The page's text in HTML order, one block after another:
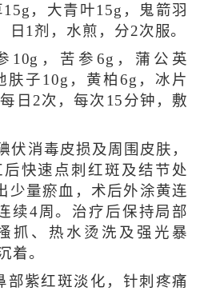
，大青叶15g，鬼箭羽
日1剂，水煎，分2次服。
10g，苦参6g，蒲公英
肤子10g，黄柏6g，冰片
日2次，每次15分钟，敷
伏消毒皮损及周围皮肤，
快速点刺红斑及结节处
少量瘀血，术后外涂黄连
续4周。治疗后保持局部
抓、热水烫洗及强光暴
着。
部紫红斑淡化，针刺疼痛